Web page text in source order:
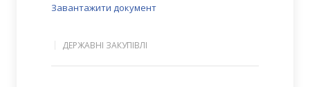
Завантажити документ
ДЕРЖАВНІ ЗАКУПІВЛІ